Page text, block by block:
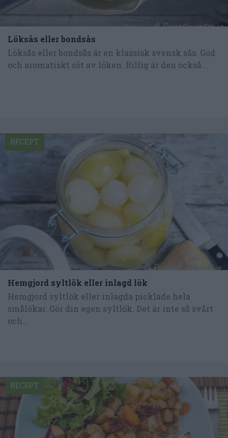
Löksås eller bondsås
Löksås eller bondsås är en klassisk svensk sås. God
och aromatiskt söt av löken. Billig är den också...
Hemgjord syltlök eller inlagd lök
Hemgjord syltlök eller inlagda picklade hela
smålökar. Gör din egen syltlök. Det är inte så svårt
och...
RECEPT
RECEPT